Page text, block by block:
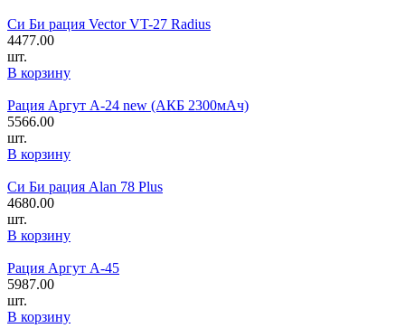
Си Би рация Vector VT-27 Radius
4477.00
шт.
В корзину
Рация Аргут А-24 new (АКБ 2300мАч)
5566.00
шт.
В корзину
Си Би рация Alan 78 Plus
4680.00
шт.
В корзину
Рация Аргут А-45
5987.00
шт.
В корзину